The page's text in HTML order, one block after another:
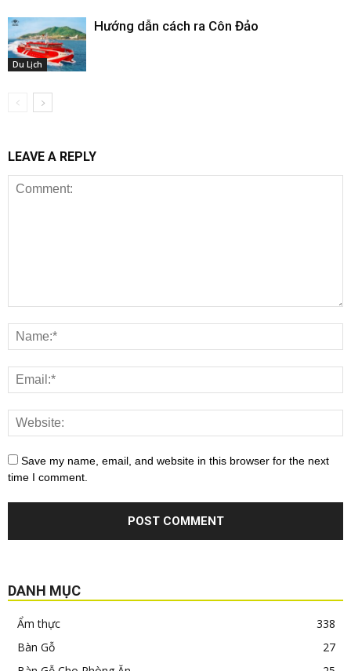
Du Lịch
Hướng dẫn cách ra Côn Đảo
LEAVE A REPLY
Save my name, email, and website in this browser for the next
time I comment.
DANH MỤC
Ẩm thực
338
Bàn Gỗ
27